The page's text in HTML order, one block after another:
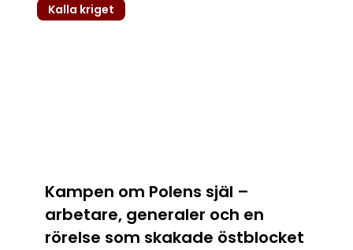
skakade
östblocket
Kalla kriget
Kampen om Polens själ –
arbetare, generaler och en
rörelse som skakade östblocket